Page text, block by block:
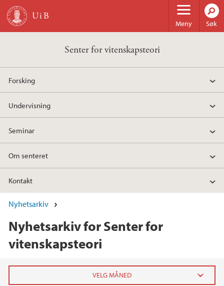
Hopp til hovedinnhold
Meny Søk
Senter for vitenskapsteori
Forsking
Undervisning
Seminar
Om senteret
Kontakt
Nyhetsarkiv
Nyhetsarkiv for Senter for
vitenskapsteori